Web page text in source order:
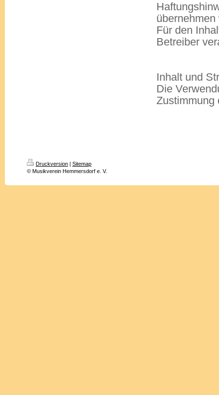
Für den
Betreiber
Inhalt und
Die
Zustimmung
Druckversion | Sitemap
© Musikverein Hemmersdorf e. V.